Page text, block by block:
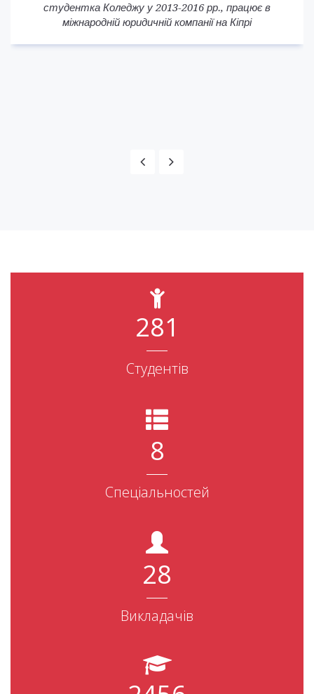
в ногу в житті»
Адріана Бзова
студентка Коледжу 2013–2016 рр., магістрантка
281
Студентів
8
Спеціальностей
28
Викладачів